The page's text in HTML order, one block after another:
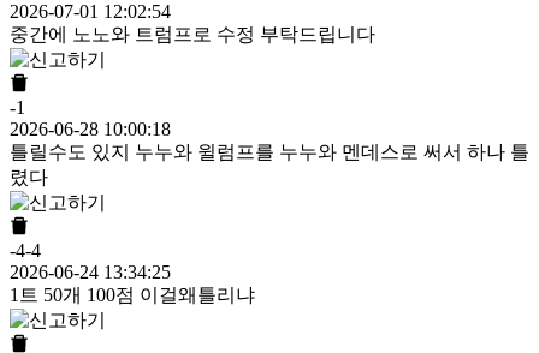
2026-07-01 12:02:54
중간에 노노와 트럼프로 수정 부탁드립니다
-1
2026-06-28 10:00:18
틀릴수도 있지 누누와 윌럼프를 누누와 멘데스로 써서 하나 틀
렸다
-4-4
2026-06-24 13:34:25
1트 50개 100점 이걸왜틀리냐